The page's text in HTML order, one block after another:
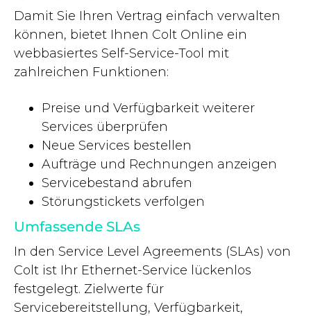
Damit Sie Ihren Vertrag einfach verwalten
können, bietet Ihnen Colt Online ein
webbasiertes Self-Service-Tool mit
zahlreichen Funktionen:
Preise und Verfügbarkeit weiterer
Services überprüfen
Neue Services bestellen
Aufträge und Rechnungen anzeigen
Servicebestand abrufen
Störungstickets verfolgen
Umfassende SLAs
In den Service Level Agreements (SLAs) von
Colt ist Ihr Ethernet-Service lückenlos
festgelegt. Zielwerte für
Servicebereitstellung, Verfügbarkeit,